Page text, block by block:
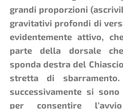
grandi proporzioni
gravitativi profondi di
evidentemente attivo,
parte della dorsale
sponda destra del
stretta di
successivamente si
per consentire